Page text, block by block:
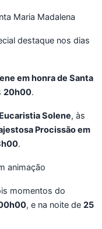
Maria Madalena
destaque nos dias
em honra de Santa
20h00.
Eucaristia Solene, às
Procissão em
.
animação
momentos do
, e na noite de 25